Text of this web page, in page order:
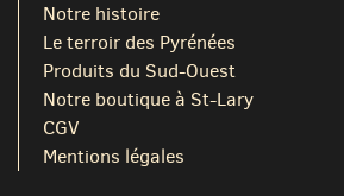
Notre histoire
Le terroir des Pyrénées
Produits du Sud-Ouest
Notre boutique à St-Lary
CGV
Mentions légales